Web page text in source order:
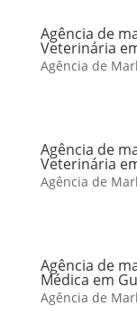
Agência de
Veterinária
Agência de
Agência de
Veterinária
Agência de
Agência de
Médica em
Agência de